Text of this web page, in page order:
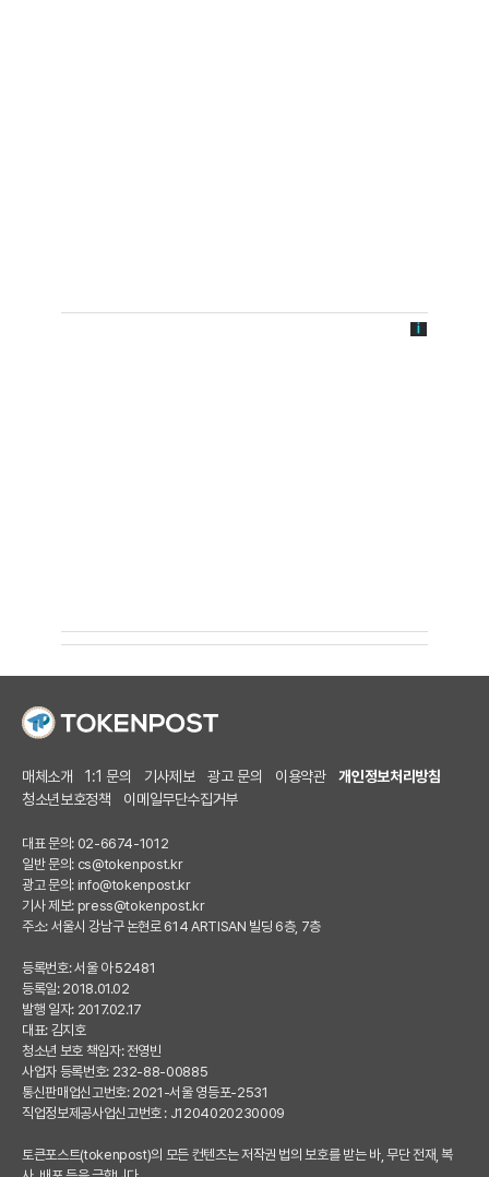
매체소개 1:1 문의 기사제보 광고 문의 이용약관
개인정보처리방침
청소년보호정책
이메일무단수집거부
대표 문의: 02-6674-1012
일반 문의: cs@tokenpost.kr
광고 문의: info@tokenpost.kr
기사 제보: press@tokenpost.kr
주소: 서울시 강남구 논현로 614 ARTISAN 빌딩 6층, 7층
등록번호: 서울 아 52481
등록일: 2018.01.02
발행 일자: 2017.02.17
대표: 김지호
청소년 보호 책임자: 전영빈
사업자 등록번호: 232-88-00885
통신판매업신고번호: 2021-서울 영등포-2531
직업정보제공사업신고번호 : J1204020230009
토큰포스트(tokenpost)의 모든 컨텐츠는 저작권 법의 보호를 받는 바, 무단 전재, 복